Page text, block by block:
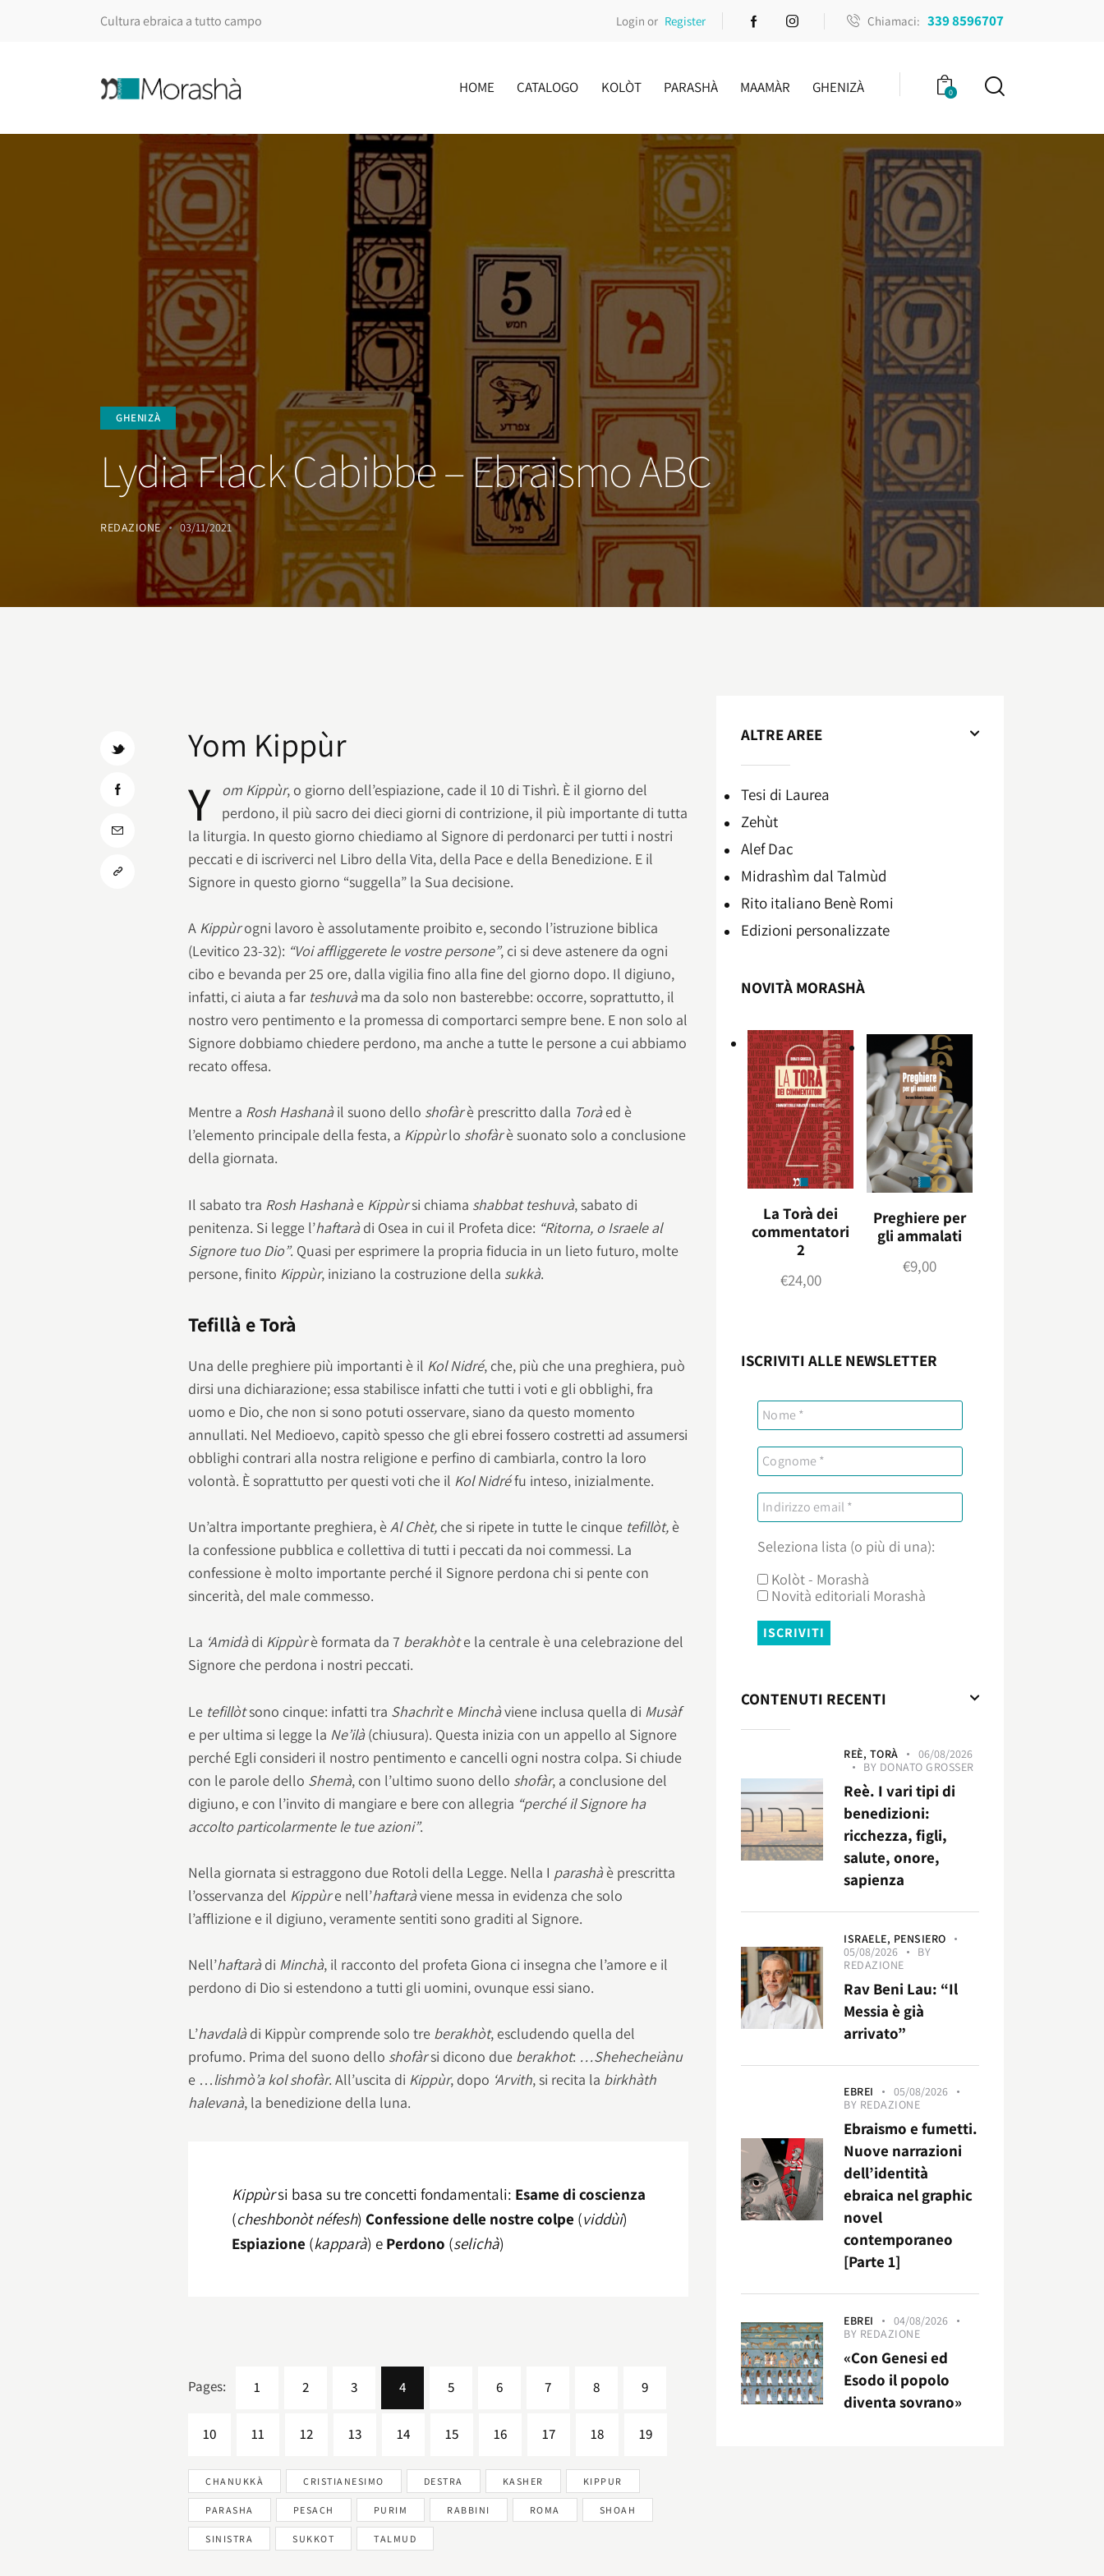
Cultura ebraica a tutto campo Login or Register Chiamaci: 339 8596707
HOME CATALOGO KOLÒT PARASHÀ MAAMÀR GHENIZÀ 0
GHENIZÀ
Lydia Flack Cabibbe – Ebraismo ABC
REDAZIONE 03/11/2021
Yom Kippùr
Y om Kippùr, o giorno dell’espiazione, cade il 10 di Tishrì. È il giorno del
perdono, il più sacro dei dieci giorni di contrizione, il più importante di tutta
la liturgia. In questo giorno chiediamo al Signore di perdonarci per tutti i nostri
peccati e di iscriverci nel Libro della Vita, della Pace e della Benedizione. E il
Signore in questo giorno “suggella” la Sua decisione.
A Kippùrogni lavoro è assolutamente proibito e, secondo l’istruzione biblica
(Levitico 23-32): “Voi affliggerete le vostre persone”, ci si deve astenere da ogni
cibo e bevanda per 25 ore, dalla vigilia fino alla fine del giorno dopo. Il digiuno,
infatti, ci aiuta a far teshuvàma da solo non basterebbe: occorre, soprattutto, il
nostro vero pentimento e la promessa di comportarci sempre bene. E non solo al
Signore dobbiamo chiedere perdono, ma anche a tutte le persone a cui abbiamo
recato offesa.
Mentre a Rosh Hashanàil suono dello shofàrè prescritto dalla Toràed è
l’elemento principale della festa, a Kippùrlo shofàrè suonato solo a conclusione
della giornata.
Il sabato tra Rosh Hashanàe Kippùrsi chiama shabbat teshuvà, sabato di
penitenza. Si legge l’haftaràdi Osea in cui il Profeta dice: “Ritorna, o Israele al
Signore tuo Dio”. Quasi per esprimere la propria fiducia in un lieto futuro, molte
persone, finito Kippùr, iniziano la costruzione della sukkà.
Tefillà e Torà
Una delle preghiere più importanti è il Kol Nidré, che, più che una preghiera, può
dirsi una dichiarazione; essa stabilisce infatti che tutti i voti e gli obblighi, fra
uomo e Dio, che non si sono potuti osservare, siano da questo momento
annullati. Nel Medioevo, capitò spesso che gli ebrei fossero costretti ad assumersi
obblighi contrari alla nostra religione e perfino di cambiarla, contro la loro
volontà. È soprattutto per questi voti che il Kol Nidréfu inteso, inizialmente.
Un’altra importante preghiera, èAl Chèt, che si ripete in tutte le cinque tefillòt, è
la confessione pubblica e collettiva di tutti i peccati da noi commessi. La
confessione è molto importante perché il Signore perdona chi si pente con
sincerità, del male commesso.
La ‘Amidàdi Kippùrè formata da 7 berakhòte la centrale è una celebrazione del
Signore che perdona i nostri peccati.
Le tefillòtsono cinque: infatti tra Shachrìte Minchàviene inclusa quella di Musàf
e per ultima si legge la Ne’ilà(chiusura). Questa inizia con un appello al Signore
perché Egli consideri il nostro pentimento e cancelli ogni nostra colpa. Si chiude
con le parole dello Shemà, con l’ultimo suono dello shofàr, a conclusione del
digiuno, e con l’invito di mangiare e bere con allegria “perché il Signore ha
accolto particolarmente le tue azioni”.
Nella giornata si estraggono due Rotoli della Legge. Nella I parashàè prescritta
l’osservanza del Kippùre nell’haftaràviene messa in evidenza che solo
l’afflizione e il digiuno, veramente sentiti sono graditi al Signore.
Nell’haftaràdi Minchà, il racconto del profeta Giona ci insegna che l’amore e il
perdono di Dio si estendono a tutti gli uomini, ovunque essi siano.
L’havdalàdi Kippùr comprende solo tre berakhòt, escludendo quella del
profumo. Prima del suono dello shofàrsi dicono due berakhot: …Shehecheiànu
e …lishmò’a kol shofàr. All’uscita di Kippùr, dopo ‘Arvith, si recita la birkhàth
halevanà, la benedizione della luna.
Kippùrsi basa su tre concetti fondamentali: Esame di coscienza
(cheshbonòt néfesh) Confessione delle nostre colpe (viddùi)
Espiazione (kapparà) e Perdono (selichà)
Pages: 1 2 3 4 5 6 7 8 9
10 11 12 13 14 15 16 17 18 19
CHANUKKÀ CRISTIANESIMO DESTRA KASHER KIPPUR
PARASHA PESACH PURIM RABBINI ROMA SHOAH
SINISTRA SUKKOT TALMUD
ALTRE AREE
Tesi di Laurea
Zehùt
Alef Dac
Midrashìm dal Talmùd
Rito italiano Benè Romi​
Edizioni personalizzate
NOVITÀ MORASHÀ
La Torà dei
commentatori
2
€24,00
Preghiere per
gli ammalati
€9,00
ISCRIVITI ALLE NEWSLETTER
Seleziona lista (o più di una):
Kolòt - Morashà
Novità editoriali Morashà
CONTENUTI RECENTI
REÈ, TORÀ
06/08/2026
BY DONATO GROSSER
Reè. I vari tipi di
benedizioni:
ricchezza, figli,
salute, onore,
sapienza
ISRAELE, PENSIERO
05/08/2026
BY
REDAZIONE
Rav Beni Lau: “Il
Messia è già
arrivato”
EBREI
05/08/2026
BY REDAZIONE
Ebraismo e fumetti.
Nuove narrazioni
dell’identità
ebraica nel graphic
novel
contemporaneo
[Parte 1]
EBREI
04/08/2026
BY REDAZIONE
«Con Genesi ed
Esodo il popolo
diventa sovrano»